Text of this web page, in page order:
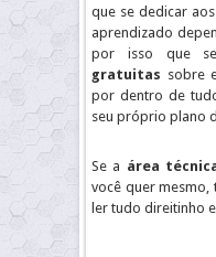
que se dedicar
aprendizado
por isso que
gratuitas sobre
por dentro de
seu próprio plano
Se a área
você quer mesmo,
ler tudo direitinho